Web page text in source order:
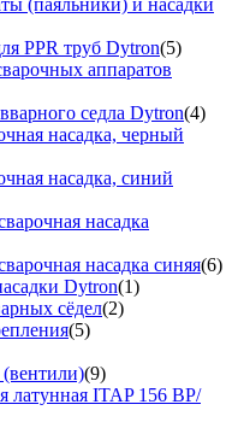
(паяльники) и насадки
PPR труб Dytron(5)
аппаратов
седла Dytron(4)
насадка, черный
насадка, синий
насадка
насадка синяя(6)
Dytron(1)
сёдел(2)
(5)
(9)
латунная ITAP 156 ВР/